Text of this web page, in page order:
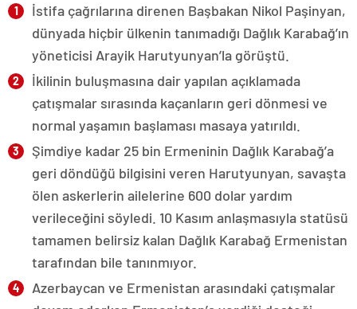
İstifa çağrılarına direnen Başbakan Nikol Paşinyan,
dünyada hiçbir ülkenin tanımadığı Dağlık Karabağ’ın
yöneticisi Arayik Harutyunyan’la görüştü.
İkilinin buluşmasına dair yapılan açıklamada
çatışmalar sırasında kaçanların geri dönmesi ve
normal yaşamın başlaması masaya yatırıldı.
Şimdiye kadar 25 bin Ermeninin Dağlık Karabağ’a
geri döndüğü bilgisini veren Harutyunyan, savaşta
ölen askerlerin ailelerine 600 dolar yardım
verileceğini söyledi. 10 Kasım anlaşmasıyla statüsü
tamamen belirsiz kalan Dağlık Karabağ Ermenistan
tarafından bile tanınmıyor.
Azerbaycan ve Ermenistan arasındaki çatışmalar